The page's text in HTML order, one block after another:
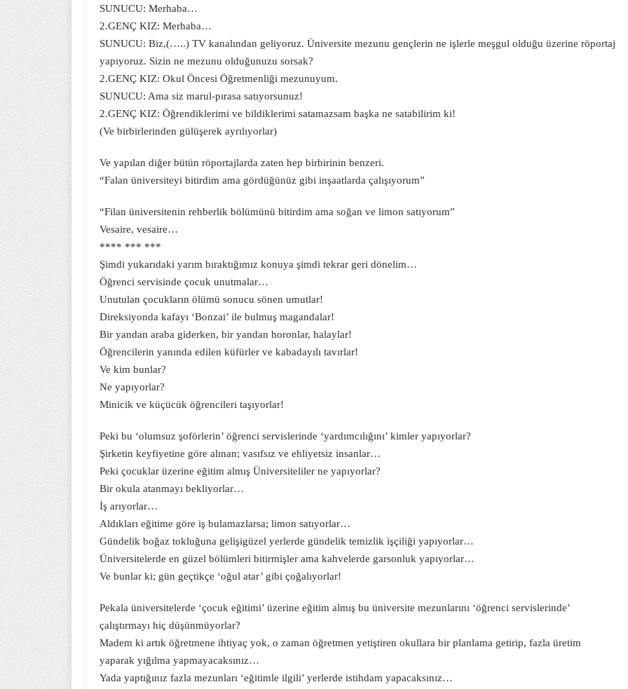
SUNUCU: Merhaba…
2.GENÇ KIZ: Merhaba…
SUNUCU: Biz,(…..) TV kanalından geliyoruz. Üniversite mezunu gençlerin ne işlerle meşgul olduğu üzerine röportaj
yapıyoruz. Sizin ne mezunu olduğunuzu sorsak?
2.GENÇ KIZ: Okul Öncesi Öğretmenliği mezunuyum.
SUNUCU: Ama siz marul-pırasa satıyorsunuz!
2.GENÇ KIZ: Öğrendiklerimi ve bildiklerimi satamazsam başka ne satabilirim ki!
(Ve birbirlerinden gülüşerek ayrılıyorlar)
Ve yapılan diğer bütün röportajlarda zaten hep birbirinin benzeri.
“Falan üniversiteyi bitirdim ama gördüğünüz gibi inşaatlarda çalışıyorum”
“Filan üniversitenin rehberlik bölümünü bitirdim ama soğan ve limon satıyorum”
Vesaire, vesaire…
**** *** ***
Şimdi yukarıdaki yarım bıraktığımız konuya şimdi tekrar geri dönelim…
Öğrenci servisinde çocuk unutmalar…
Unutulan çocukların ölümü sonucu sönen umutlar!
Direksiyonda kafayı ‘Bonzai’ ile bulmuş magandalar!
Bir yandan araba giderken, bir yandan horonlar, halaylar!
Öğrencilerin yanında edilen küfürler ve kabadayılı tavırlar!
Ve kim bunlar?
Ne yapıyorlar?
Minicik ve küçücük öğrencileri taşıyorlar!
Peki bu ‘olumsuz şoförlerin’ öğrenci servislerinde ‘yardımcılığını’ kimler yapıyorlar?
Şirketin keyfiyetine göre alınan; vasıfsız ve ehliyetsiz insanlar…
Peki çocuklar üzerine eğitim almış Üniversiteliler ne yapıyorlar?
Bir okula atanmayı bekliyorlar…
İş arıyorlar…
Aldıkları eğitime göre iş bulamazlarsa; limon satıyorlar…
Gündelik boğaz tokluğuna gelişigüzel yerlerde gündelik temizlik işçiliği yapıyorlar…
Üniversitelerde en güzel bölümleri bitirmişler ama kahvelerde garsonluk yapıyorlar…
Ve bunlar ki; gün geçtikçe ‘oğul atar’ gibi çoğalıyorlar!
Pekala üniversitelerde ‘çocuk eğitimi’ üzerine eğitim almış bu üniversite mezunlarını ‘öğrenci servislerinde’
çalıştırmayı hiç düşünmüyorlar?
Madem ki artık öğretmene ihtiyaç yok, o zaman öğretmen yetiştiren okullara bir planlama getirip, fazla üretim
yaparak yığılma yapmayacaksınız…
Yada yaptığınız fazla mezunları ‘eğitimle ilgili’ yerlerde istihdam yapacaksınız…